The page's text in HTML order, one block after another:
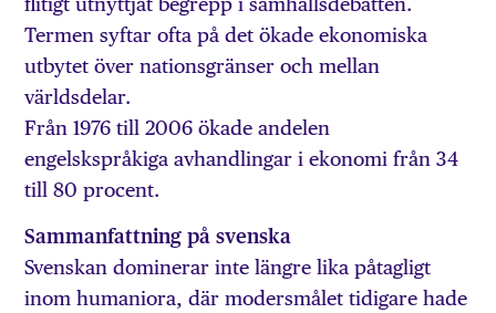
Termen syftar ofta på det ökade ekonomiska
utbytet över nationsgränser och mellan
världsdelar.
Från 1976 till 2006 ökade andelen
engelskspråkiga avhandlingar i ekonomi från 34
till 80 procent.
Sammanfattning på svenska
Svenskan dominerar inte längre lika påtagligt
inom humaniora, där modersmålet tidigare hade